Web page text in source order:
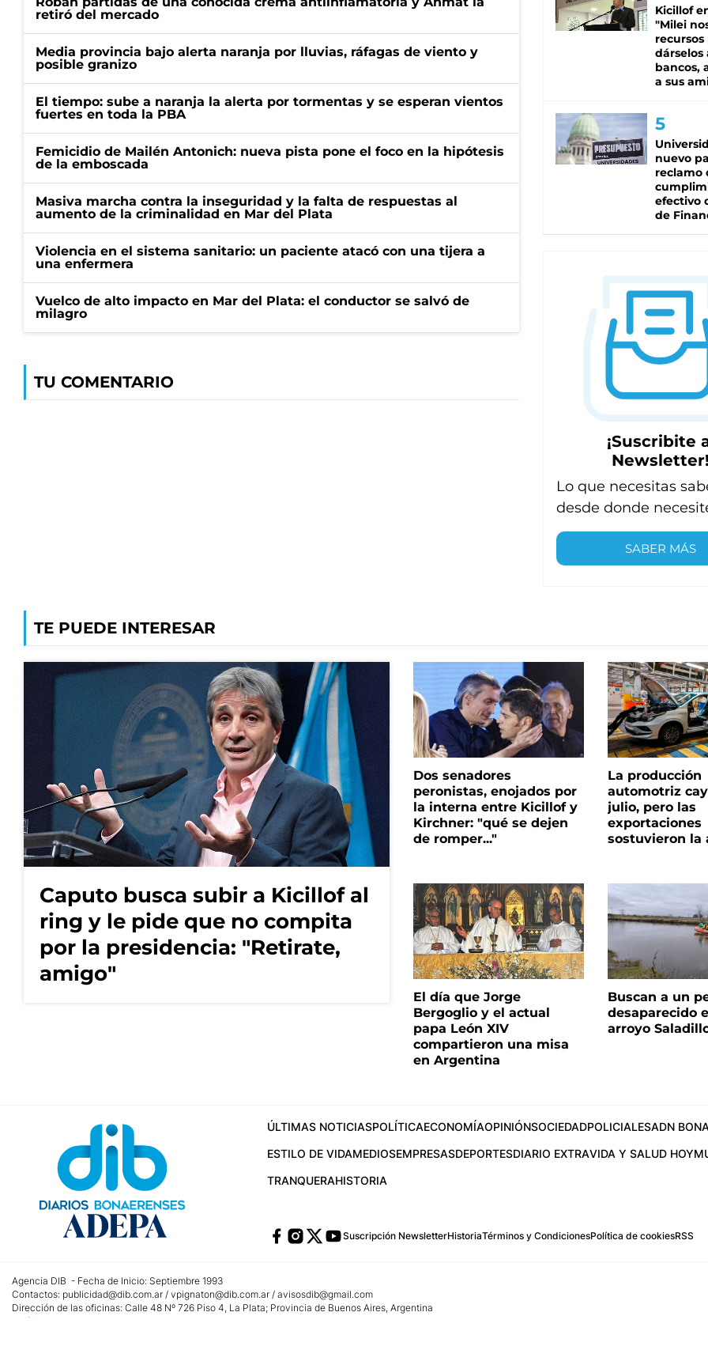
retiró del mercado
Media provincia bajo alerta naranja por lluvias, ráfagas de viento y
posible granizo
El tiempo: sube a naranja la alerta por tormentas y se esperan vientos
fuertes en toda la PBA
Femicidio de Mailén Antonich: nueva pista pone el foco en la hipótesis
de la emboscada
Masiva marcha contra la inseguridad y la falta de respuestas al
aumento de la criminalidad en Mar del Plata
Violencia en el sistema sanitario: un paciente atacó con una tijera a
una enfermera
Vuelco de alto impacto en Mar del Plata: el conductor se salvó de
milagro
TU COMENTARIO
Kicillof
"Milei
recursos
dárselos
bancos,
a sus
nuevo
reclamo
efectivo
de
¡Suscribite
Newsletter!
Lo que necesitas
desde donde
SABER MÁS
TE PUEDE INTERESAR
Caputo busca subir a Kicillof al
ring y le pide que no compita
por la presidencia: "Retirate,
amigo"
Dos senadores
peronistas, enojados por
la interna entre Kicillof y
Kirchner: "qué se dejen
de romper..."
La producción
automotriz
julio, pero las
exportaciones
sostuvieron la
El día que Jorge
Bergoglio y el actual
papa León XIV
compartieron una misa
en Argentina
Buscan a un
desaparecido
arroyo
ÚLTIMAS NOTICIASPOLÍTICAECONOMÍAOPINIÓNSOCIEDADPOLICIALESADN
ESTILO DE VIDAMEDIOSEMPRESASDEPORTESDIARIO EXTRAVIDA Y SALUD HOY
TRANQUERAHISTORIA
Suscripción NewsletterHistoriaTérminos y CondicionesPolítica de cookiesRSS
Agencia DIB - Fecha de Inicio: Septiembre 1993
Contactos: publicidad@dib.com.ar / vpignaton@dib.com.ar / avisosdib@gmail.com
Dirección de las oficinas: Calle 48 Nº 726 Piso 4, La Plata; Provincia de Buenos Aires, Argentina
Teléfono: +5492215022421 - Whatsapp: +5492215031783